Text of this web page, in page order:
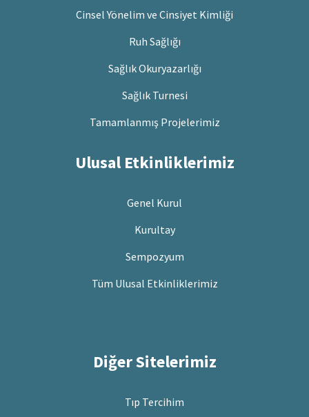
Cinsel Yönelim ve Cinsiyet Kimliği
Ruh Sağlığı
Sağlık Okuryazarlığı
Sağlık Turnesi
Tamamlanmış Projelerimiz
Ulusal Etkinliklerimiz
Genel Kurul
Kurultay
Sempozyum
Tüm Ulusal Etkinliklerimiz
Diğer Sitelerimiz
Tıp Tercihim